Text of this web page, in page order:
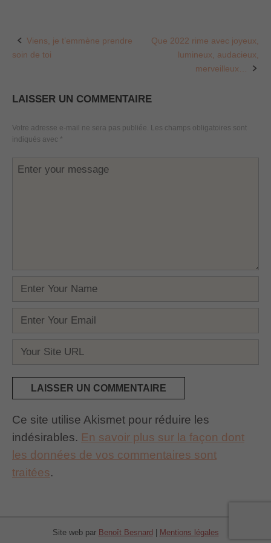
Post
Viens, je t’emmène prendre
soin de toi
Que 2022 rime avec joyeux,
lumineux, audacieux,
merveilleux…
LAISSER UN COMMENTAIRE
Votre adresse e-mail ne sera pas publiée. Les champs obligatoires sont
indiqués avec *
Commentaire
Nom
E-
Site
Ce site utilise Akismet pour réduire les
indésirables. En savoir plus sur la façon dont
les données de vos commentaires sont
traitées.
Site web par Benoît Besnard Mentions légales